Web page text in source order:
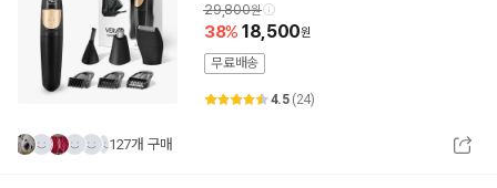
29,800
38 18,500
무료배송
4.5 (24)
127개 구매